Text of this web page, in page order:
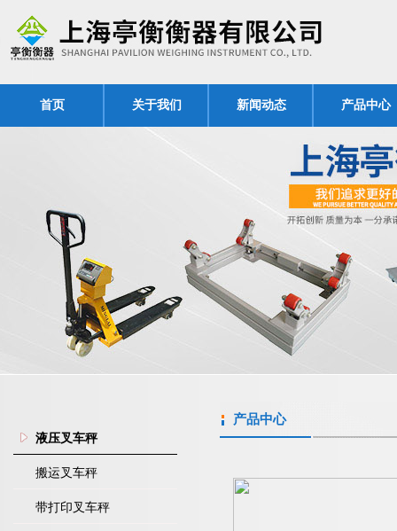
首页 关于我们 新闻动态 产品中心
液压叉车秤
搬运叉车秤
带打印叉车秤
产品中心